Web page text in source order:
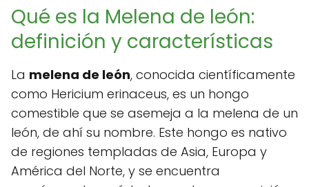
Qué es la Melena de león:
definición y características
La melena de león, conocida científicamente
como Hericium erinaceus, es un hongo
comestible que se asemeja a la melena de un
león, de ahí su nombre. Este hongo es nativo
de regiones templadas de Asia, Europa y
América del Norte, y se encuentra